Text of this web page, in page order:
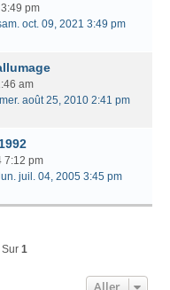
pm
oct. 09, 2021 3:49 pm
am
mer. août 25, 2010 2:41 pm
7:12 pm
juil. 04, 2005 3:45 pm
1
Aller